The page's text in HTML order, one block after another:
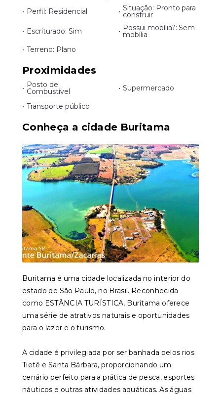
• Perfil: Residencial • Situação: Pronto para
construir
• Escriturado: Sim • Possui mobília?: Sem
mobília
• Terreno: Plano
Proximidades
• Posto de
Combustível • Supermercado
• Transporte público
Conheça a cidade Buritama
Buritama é uma cidade localizada no interior do
estado de São Paulo, no Brasil. Reconhecida
como ESTÂNCIA TURÍSTICA, Buritama oferece
uma série de atrativos naturais e oportunidades
para o lazer e o turismo.
A cidade é privilegiada por ser banhada pelos rios
Tietê e Santa Bárbara, proporcionando um
cenário perfeito para a prática de pesca, esportes
náuticos e outras atividades aquáticas. As águas